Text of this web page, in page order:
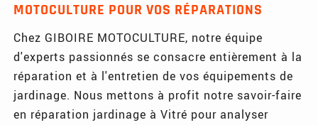
MOTOCULTURE POUR VOS RÉPARATIONS
Chez GIBOIRE MOTOCULTURE, notre équipe
d'experts passionnés se consacre entièrement à la
réparation et à l'entretien de vos équipements de
jardinage. Nous mettons à profit notre savoir-faire
en réparation jardinage à Vitré pour analyser